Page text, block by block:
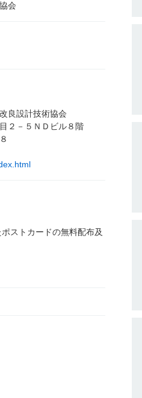
会
良設計技術協会
２－５ＮＤビル８階
ストカードの無料配布及